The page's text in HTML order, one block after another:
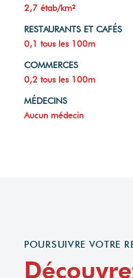
2,7 étab/km²
RESTAURANTS ET CAFÉS
0,1 tous les 100m
COMMERCES
0,2 tous les 100m
MÉDECINS
Aucun médecin
POURSUIVRE VOTRE